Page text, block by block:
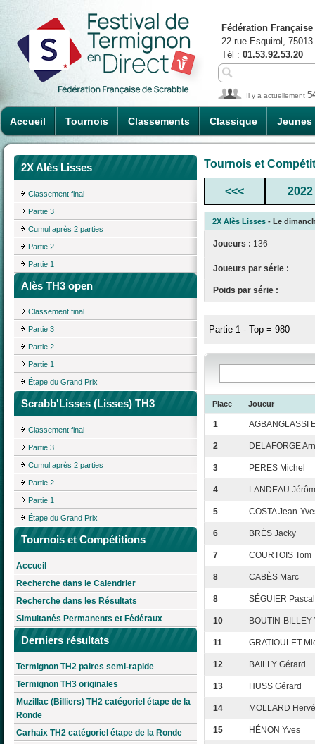
Accueil Tournois Classements Classique Jeunes
Fédération
22 rue Esquirol,
Tél : 01.53.92.53.20
Il y a actuellement
2X Alès Lisses
Classement final
Partie 3
Cumul après 2 parties
Partie 2
Partie 1
Alès TH3 open
Classement final
Partie 3
Partie 2
Partie 1
Étape du Grand Prix
Scrabb'Lisses (Lisses) TH3
Classement final
Partie 3
Cumul après 2 parties
Partie 2
Partie 1
Étape du Grand Prix
Tournois et Compétitions
Accueil
Recherche dans le Calendrier
Recherche dans les Résultats
Simultanés Permanents et Fédéraux
Derniers résultats
Termignon TH2 paires semi-rapide
Termignon TH3 originales
Muzillac (Billiers) TH2 catégoriel étape de la
Ronde
Carhaix TH2 catégoriel étape de la Ronde
Tournois et
<<< 2022
2X Alès Lisses - Le
Joueurs : 136
Joueurs par série :
Poids par série :
Partie 1 - Top = 980
Place Joueur
1 AGBANGLASSI
2 DELAFORGE
3 PERES Michel
4 LANDEAU
5 COSTA Jean-
6 BRÈS Jacky
7 COURTOIS Tom
8 CABÈS Marc
8 SÉGUIER Pascal
10 BOUTIN-
11 GRATIOULET
12 BAILLY Gérard
13 HUSS Gérard
14 MOLLARD Hervé
15 HÉNON Yves